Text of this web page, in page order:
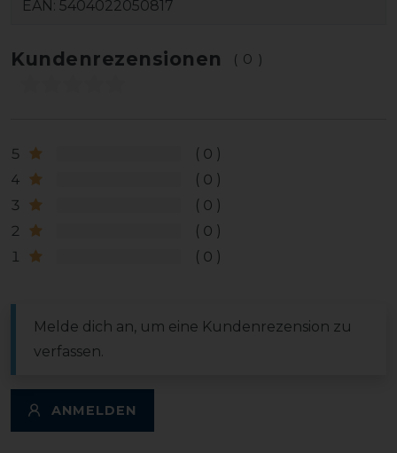
EAN: 5404022050817
Kundenrezensionen (0)
5
0
4
0
3
0
2
0
1
0
Melde dich an, um eine Kundenrezension zu
verfassen.
ANMELDEN